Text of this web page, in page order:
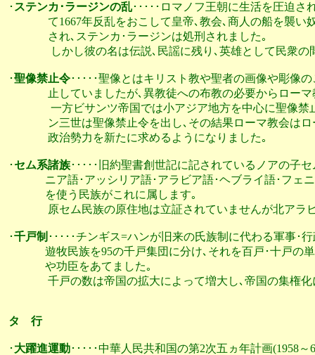
･ ステンカ･ラージンの乱･････ロマノフ王朝に生活を圧迫
て1667年反乱をおこして皇帝､教会､商人の船を
               され､ステンカ･ラージンは処刑されました｡
しかし彼の名は伝説､民謡に残り､英雄として民
･聖像禁止令･････聖像とはキリスト教や聖者の画像や彫像
止していましたが､異教徒への布教の必要からロ
一方ビサンツ帝国では小アジア地方を中心に聖
ン三世は聖像禁止令を出し､その結果ローマ教会
               政治勢力を新たに求めるようになりました｡
･ セム系諸族･････旧約聖書創世記に記されているノアの子
ニア語･アッシリア語･アラビア語･ヘブライ語･フ
              を使う民族がこれに属します｡
原セム民族の原住地は立証されていませんが北ア
･千戸制 ･････チンギス=ハンが旧来の氏族制に代わる軍事･
遊牧民族を95の千戸集団に分け､それを百戸･十戸
              や功臣をあてました｡
千戸の数は帝国の拡大によって増大し､帝国の集権
タ　行
･ 大躍進運動･････中華人民共和国の第2次五ヵ年計画(1958